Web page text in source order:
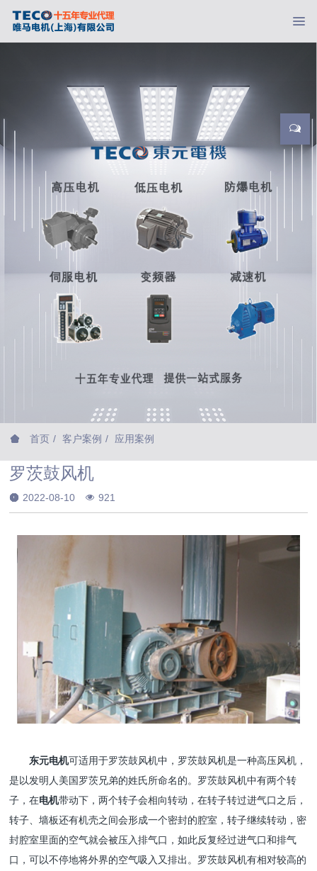
首页 客户案例 应用案例
罗茨鼓风机
2022-08-10 921
东元电机可适用于罗茨鼓风机中，罗茨鼓风机是一种高压风机，
是以发明人美国罗茨兄弟的姓氏所命名的。罗茨鼓风机中有两个转
子，在电机带动下，两个转子会相向转动，在转子转过进气口之后，
转子、墙板还有机壳之间会形成一个密封的腔室，转子继续转动，密
封腔室里面的空气就会被压入排气口，如此反复经过进气口和排气
口，可以不停地将外界的空气吸入又排出。罗茨鼓风机有相对较高的